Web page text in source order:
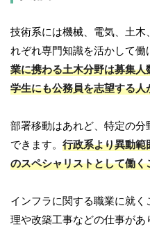
技術系には機械、電気、土
れぞれ専門知識を活かして働
業に携わる土木分野は募集
学生にも公務員を志望する
部署移動はあれど、特定の
できます。 行政系より異動範
のスペシャリストとして働く
インフラに関する職業に就
理や改築工事などの仕事が